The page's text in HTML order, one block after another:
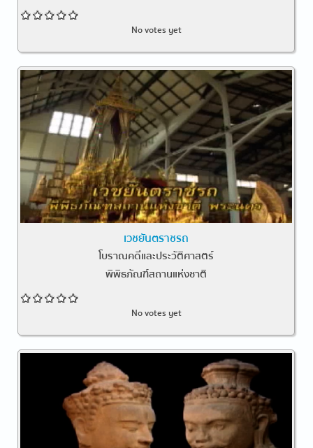
No votes yet
เวชยันตราชรถ
โบราณคดีและประวัติศาสตร์
พิพิธภัณฑ์สถานแห่งชาติ
No votes yet